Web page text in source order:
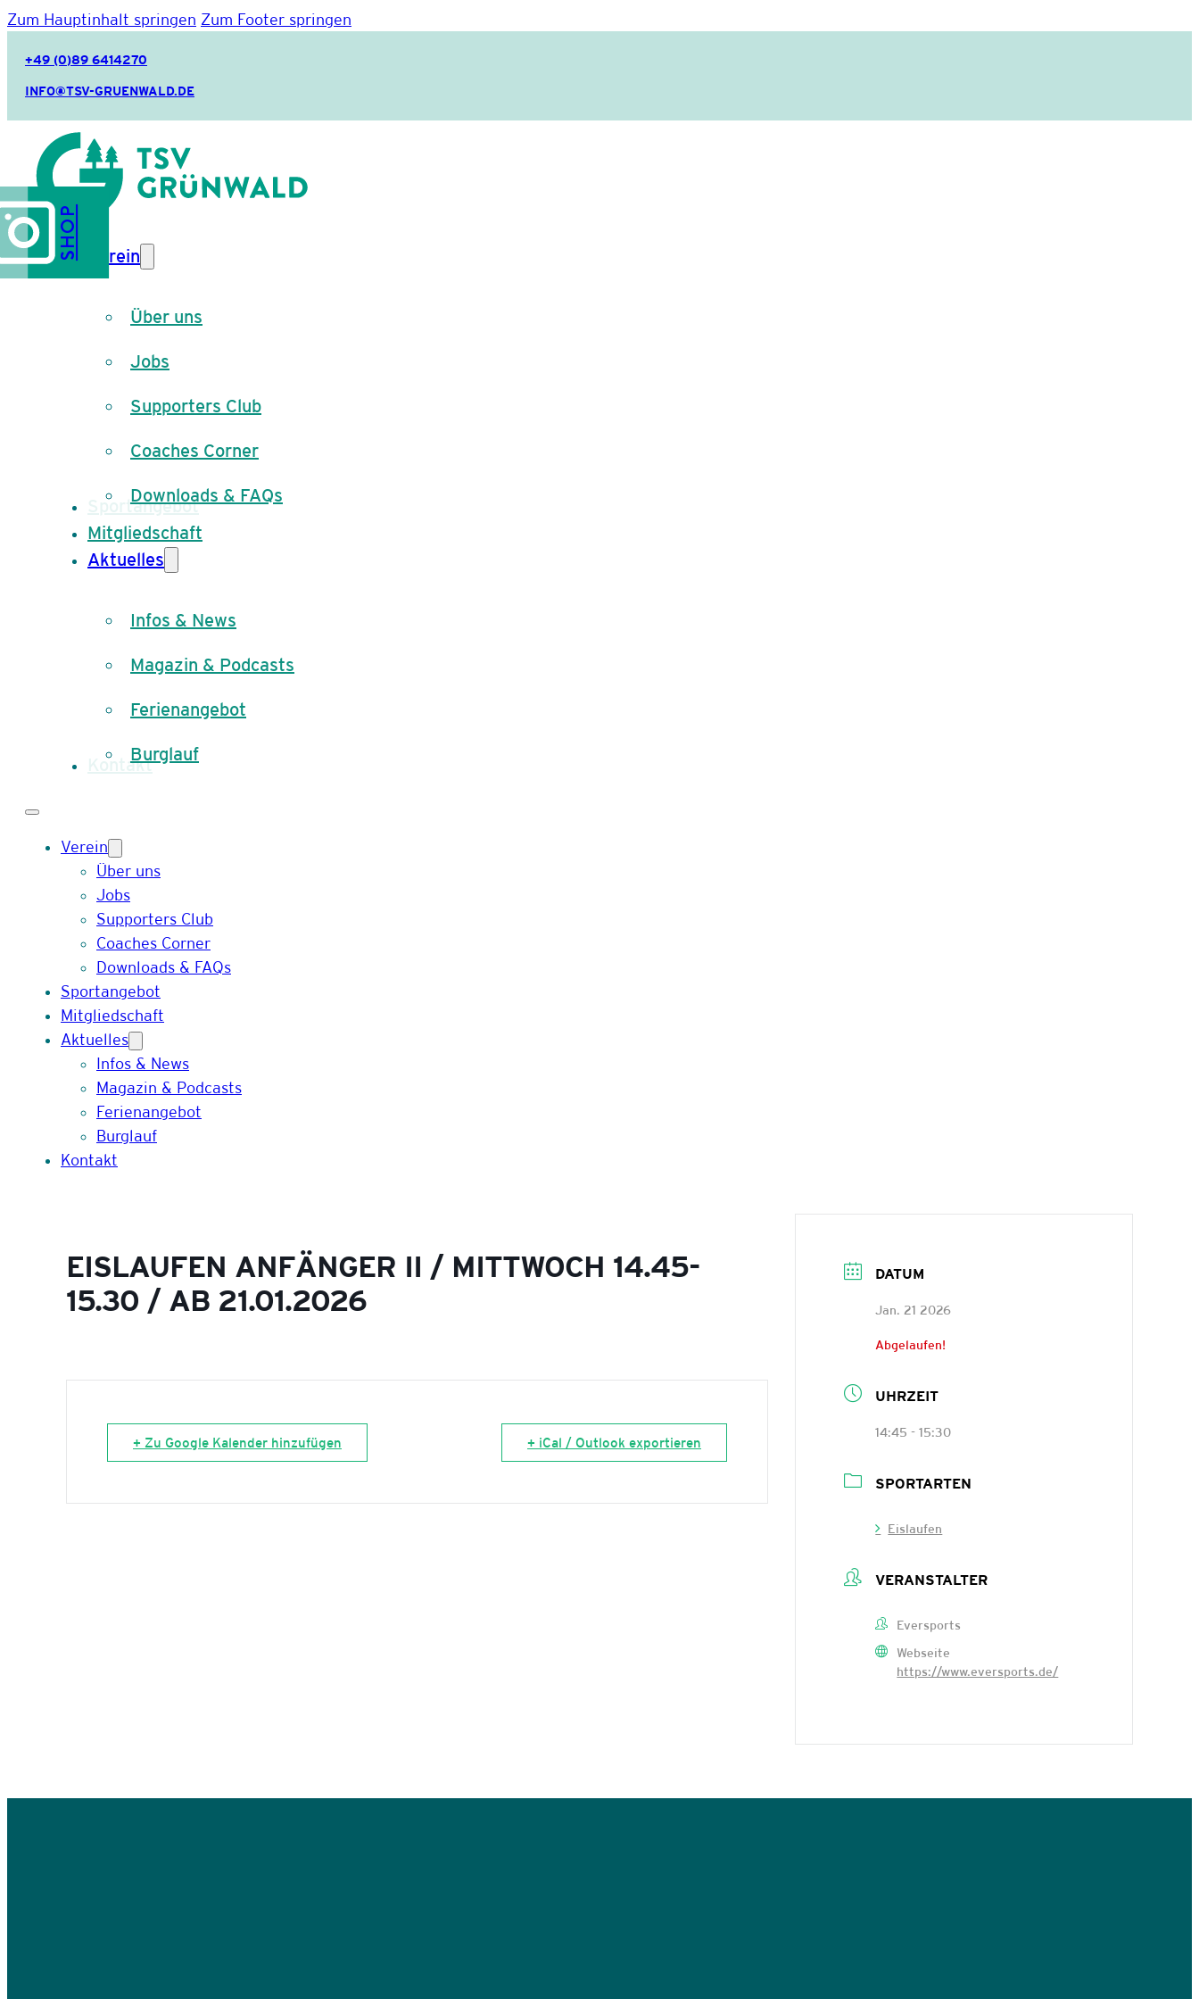
Zum Hauptinhalt springen Zum Footer springen
+49 (0)89 6414270
INFO@TSV-GRUENWALD.DE
Verein
Über uns
Jobs
Supporters Club
Coaches Corner
Downloads & FAQs
Sportangebot
Mitgliedschaft
Aktuelles
Infos & News
Magazin & Podcasts
Ferienangebot
Burglauf
Kontakt
Verein
Über uns
Jobs
Supporters Club
Coaches Corner
Downloads & FAQs
Sportangebot
Mitgliedschaft
Aktuelles
Infos & News
Magazin & Podcasts
Ferienangebot
Burglauf
Kontakt
SHOP
EISLAUFEN ANFÄNGER II / MITTWOCH 14.45-
15.30 / AB 21.01.2026
+ Zu Google Kalender hinzufügen + iCal / Outlook exportieren
DATUM
Jan. 21 2026
Abgelaufen!
UHRZEIT
14:45 - 15:30
SPORTARTEN
Eislaufen
VERANSTALTER
Eversports
Webseite
https://www.eversports.de/